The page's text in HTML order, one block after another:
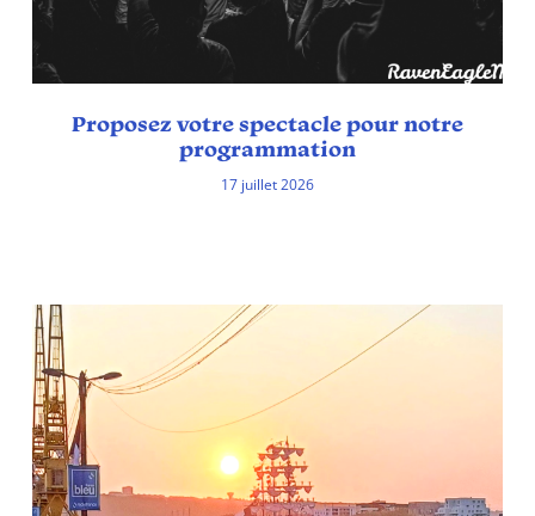
Proposez votre spectacle pour notre
programmation
17 juillet 2026